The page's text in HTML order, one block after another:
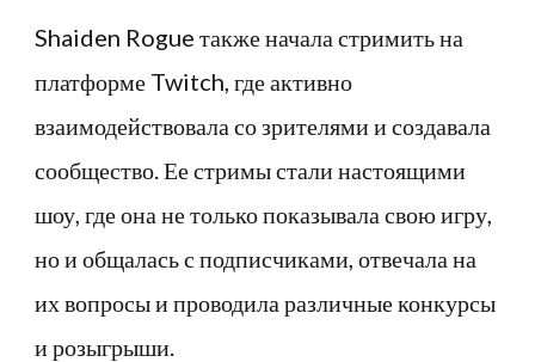
Shaiden Rogue также начала стримить на
платформе Twitch, где активно
взаимодействовала со зрителями и создавала
сообщество. Ее стримы стали настоящими
шоу, где она не только показывала свою игру,
но и общалась с подписчиками, отвечала на
их вопросы и проводила различные конкурсы
и розыгрыши.